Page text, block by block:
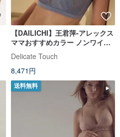
【DAILICHI】王君萍-アレックス
ママおすすめカラー ノンワイヤ
ー / ジャズビューティーレースラ
ビットイヤーカップブラ-グレー
Delicate Touch
8,471円
送料無料